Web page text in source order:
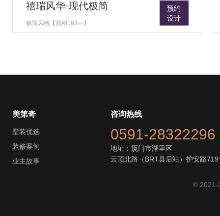
禧瑞风华·现代极简
极简风格【面积163㎡】
预约
设计
美第奇
墅装优选
装修案例
业主故事
咨询热线
0591-28322296
地址：厦门市湖里区
云顶北路（BRT县后站）护安路719
© 2021-